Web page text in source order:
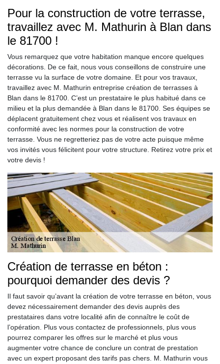
Pour la construction de votre terrasse,
travaillez avec M. Mathurin à Blan dans
le 81700 !
Vous remarquez que votre habitation manque encore quelques
décorations. De ce fait, nous vous conseillons de construire une
terrasse vu la surface de votre domaine. Et pour vos travaux,
travaillez avec M. Mathurin entreprise création de terrasses à
Blan dans le 81700. C’est un prestataire le plus habitué dans ce
milieu et la plus demandée à Blan dans le 81700. Ses équipes se
déplacent gratuitement chez vous et réalisent vos travaux en
conformité avec les normes pour la construction de votre
terrasse. Vous ne regretteriez pas de votre acte puisque même
vos invités vous félicitent pour votre structure. Retirez votre prix et
votre devis !
Création de terrasse en béton :
pourquoi demander des devis ?
Il faut savoir qu’avant la création de votre terrasse en béton, vous
devez nécessairement demander des devis auprès des
prestataires dans votre localité afin de connaître le coût de
l’opération. Plus vous contactez de professionnels, plus vous
pourrez comparer les offres sur le marché et plus vous
augmenter votre chance de conclure un contrat de prestation
avec un expert proposant des tarifs pas chers. M. Mathurin vous